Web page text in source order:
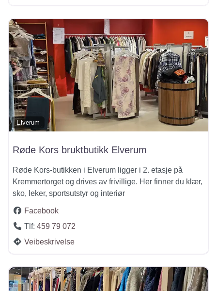
Elverum
Røde Kors bruktbutikk Elverum
Røde Kors-butikken i Elverum ligger i 2. etasje på
Kremmertorget og drives av frivillige. Her finner du klær,
sko, leker, sportsutstyr og interiør
Facebook
Tlf: 459 79 072
Veibeskrivelse